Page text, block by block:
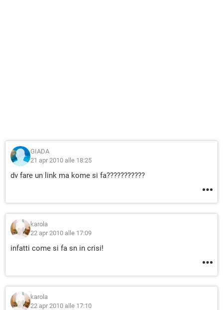
GIADA
21 apr 2010 alle 18:25
dv fare un link ma kome si fa???????????
karola
22 apr 2010 alle 17:09
infatti come si fa sn in crisi!
karola
22 apr 2010 alle 17:10